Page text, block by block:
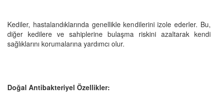
Kediler, hastalandıklarında genellikle kendilerini izole ederler. Bu,
diğer kedilere ve sahiplerine bulaşma riskini azaltarak kendi
sağlıklarını korumalarına yardımcı olur.
Doğal Antibakteriyel Özellikler: